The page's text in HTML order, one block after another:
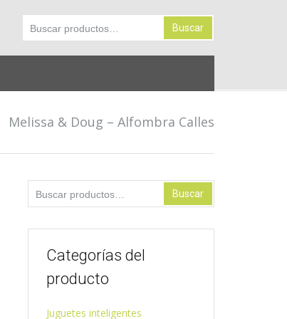
Buscar
Melissa & Doug – Alfombra Calles
Buscar por: Buscar
Categorías del
producto
Juguetes inteligentes